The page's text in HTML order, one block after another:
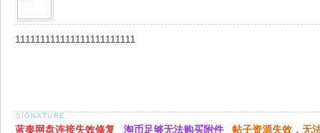
111111111111111111111111
蓝奏网盘连接失效修复 淘币足够无法购买附件 帖子资源失效，无